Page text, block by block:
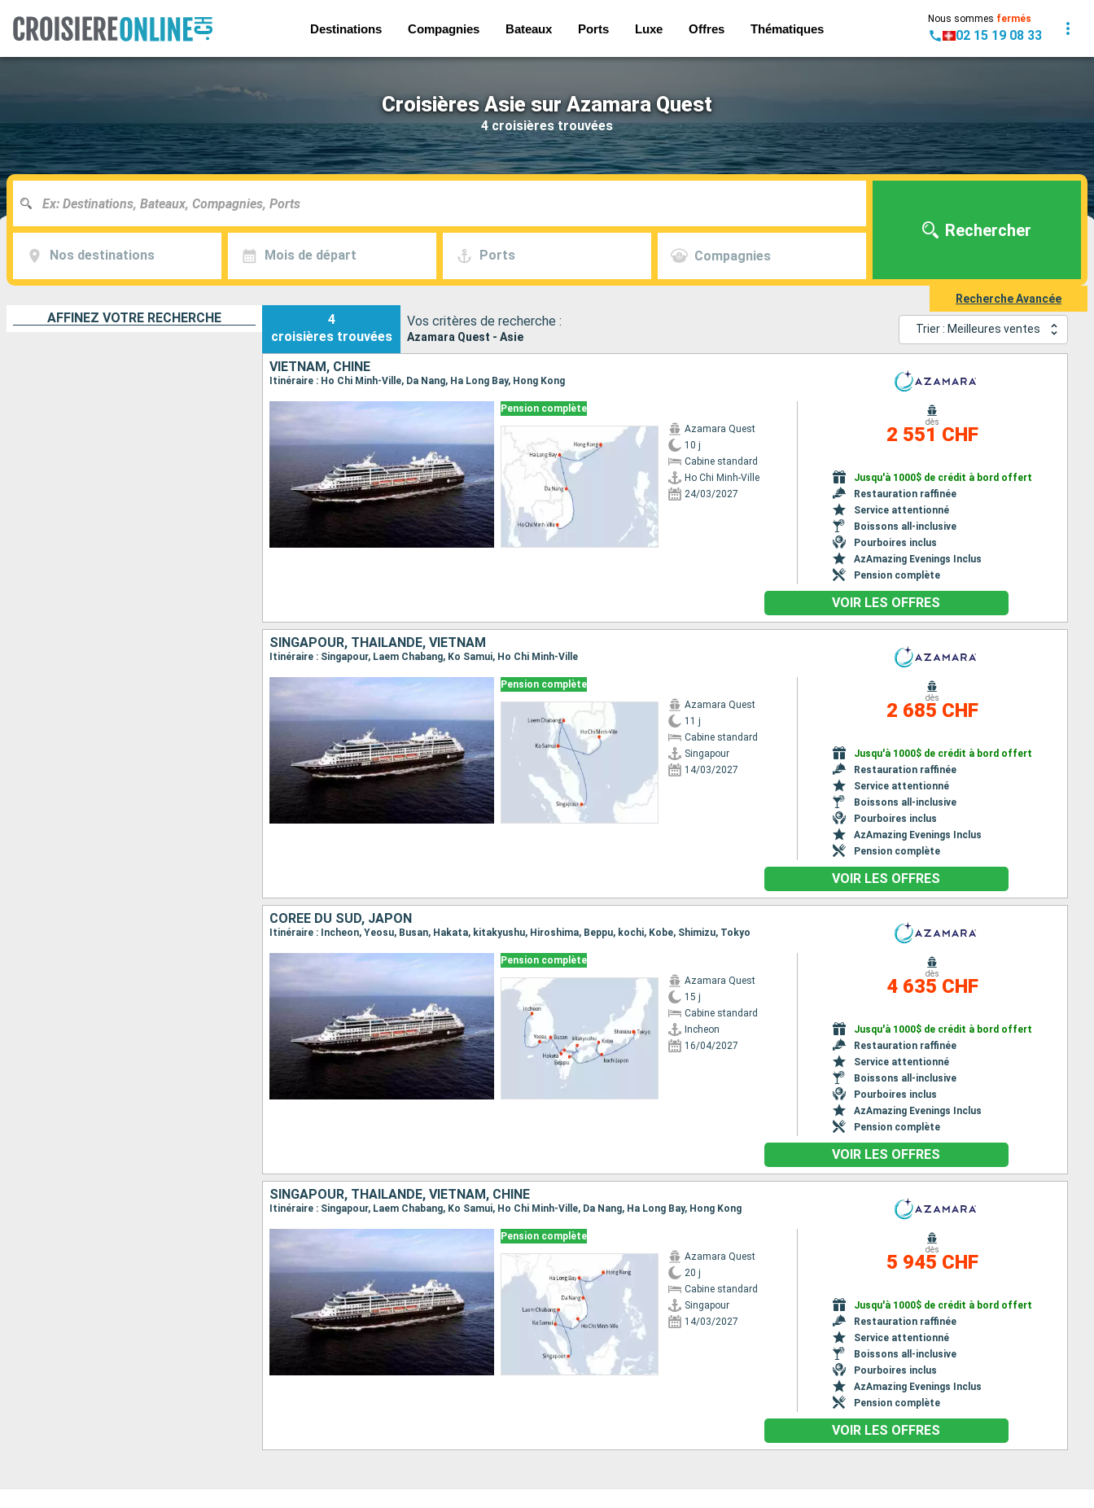
Destinations Compagnies Bateaux Ports Luxe Offres Thématiques
Nous sommes fermés
02 15 19 08 33
Croisières Asie sur Azamara Quest
4 croisières trouvées
Nos destinations Mois de départ Ports Compagnies
Rechercher
Recherche Avancée
AFFINEZ VOTRE RECHERCHE
4
croisières trouvées
Vos critères de recherche :
Azamara Quest - Asie
Trier : Meilleures ventes
VIETNAM, CHINE
Itinéraire : Ho Chi Minh-Ville, Da Nang, Ha Long Bay, Hong Kong
Pension complète
Azamara Quest
10 j
Cabine standard
Ho Chi Minh-Ville
24/03/2027
dès
2 551 CHF
Jusqu'à 1000$ de crédit à bord offert
Restauration raffinée
Service attentionné
Boissons all-inclusive
Pourboires inclus
AzAmazing Evenings Inclus
Pension complète
VOIR LES OFFRES
SINGAPOUR, THAÏLANDE, VIETNAM
Itinéraire : Singapour, Laem Chabang, Ko Samui, Ho Chi Minh-Ville
Pension complète
Azamara Quest
11 j
Cabine standard
Singapour
14/03/2027
dès
2 685 CHF
Jusqu'à 1000$ de crédit à bord offert
Restauration raffinée
Service attentionné
Boissons all-inclusive
Pourboires inclus
AzAmazing Evenings Inclus
Pension complète
VOIR LES OFFRES
CORÉE DU SUD, JAPON
Itinéraire : Incheon, Yeosu, Busan, Hakata, kitakyushu, Hiroshima, Beppu, kochi, Kobe, Shimizu, Tokyo
Pension complète
Azamara Quest
15 j
Cabine standard
Incheon
16/04/2027
dès
4 635 CHF
Jusqu'à 1000$ de crédit à bord offert
Restauration raffinée
Service attentionné
Boissons all-inclusive
Pourboires inclus
AzAmazing Evenings Inclus
Pension complète
VOIR LES OFFRES
SINGAPOUR, THAÏLANDE, VIETNAM, CHINE
Itinéraire : Singapour, Laem Chabang, Ko Samui, Ho Chi Minh-Ville, Da Nang, Ha Long Bay, Hong Kong
Pension complète
Azamara Quest
20 j
Cabine standard
Singapour
14/03/2027
dès
5 945 CHF
Jusqu'à 1000$ de crédit à bord offert
Restauration raffinée
Service attentionné
Boissons all-inclusive
Pourboires inclus
AzAmazing Evenings Inclus
Pension complète
VOIR LES OFFRES